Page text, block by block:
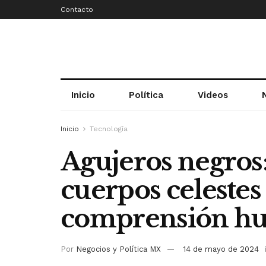
Contacto
Inicio Política Videos
Inicio Tecnología
Agujeros
cuerpos
comprensión
Por Negocios y Política MX 14 de mayo de 2024